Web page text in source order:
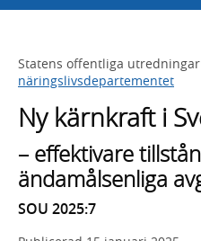
Statens offentliga
näringslivsdepartementet
Ny kärnkraft i
– effektivare
ändamålsenliga
SOU 2025:7